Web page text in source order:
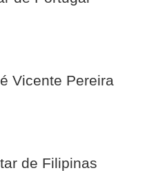
Vicente Pereira
de Filipinas